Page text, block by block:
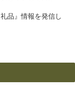
品』情報を発信し